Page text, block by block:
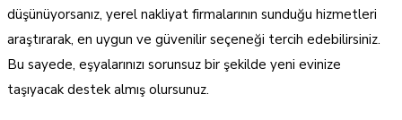
düşünüyorsanız, yerel nakliyat firmalarının sunduğu hizmetleri
araştırarak, en uygun ve güvenilir seçeneği tercih edebilirsiniz.
Bu sayede, eşyalarınızı sorunsuz bir şekilde yeni evinize
taşıyacak destek almış olursunuz.